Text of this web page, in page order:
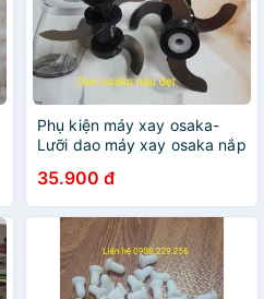
Phụ kiện máy xay osaka-
Lưỡi dao máy xay osaka nắp
35.900 đ